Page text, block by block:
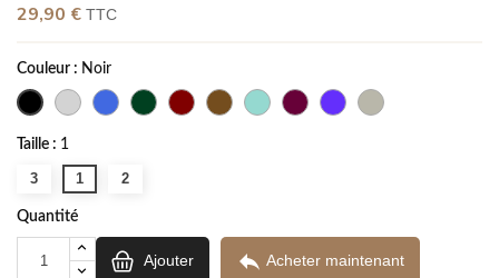
29,90 € TTC
Couleur : Noir
Taille : 1
3 1 2
Quantité
Ajouter  Acheter maintenant